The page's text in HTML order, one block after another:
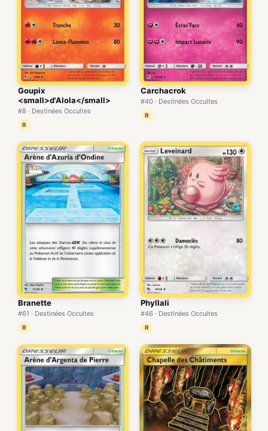
Goupix
<small>d'Alola</small>
#8 · Destinées Occultes
R
Carchacrok
#40 · Destinées Occultes
R
Branette
#61 · Destinées Occultes
R
Phyllali
#46 · Destinées Occultes
R